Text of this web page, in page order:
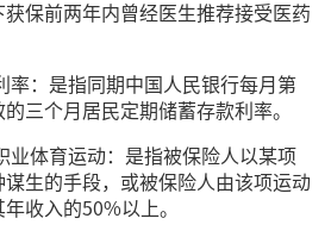
保前两年内曾经医生推荐接受医药
率：是指同期中国人民银行每月第
三个月居民定期储蓄存款利率。
业体育运动：是指被保险人以某项
生的手段，或被保险人由该项运动
收入的50%以上。